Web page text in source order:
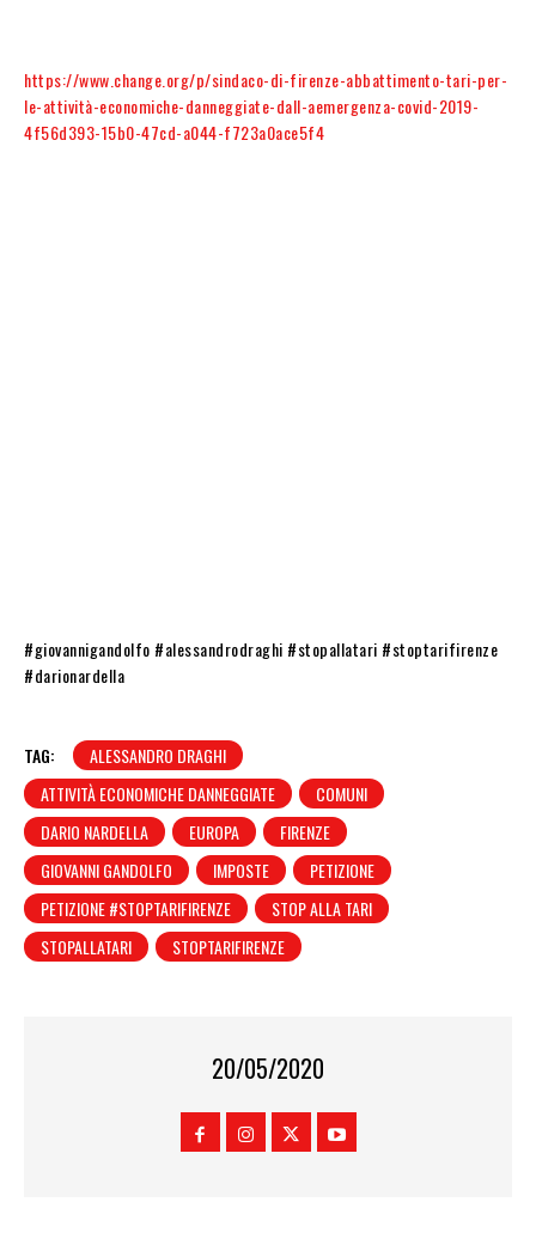
https://www.change.org/p/sindaco-di-firenze-abbattimento-tari-per-
le-attività-economiche-danneggiate-dall-aemergenza-covid-2019-
4f56d393-15b0-47cd-a044-f723a0ace5f4
#giovannigandolfo #alessandrodraghi #stopallatari #stoptarifirenze
#darionardella
TAG:
ALESSANDRO DRAGHI
ATTIVITÀ ECONOMICHE DANNEGGIATE
COMUNI
DARIO NARDELLA
EUROPA
FIRENZE
GIOVANNI GANDOLFO
IMPOSTE
PETIZIONE
PETIZIONE #STOPTARIFIRENZE
STOP ALLA TARI
STOPALLATARI
STOPTARIFIRENZE
20/05/2020